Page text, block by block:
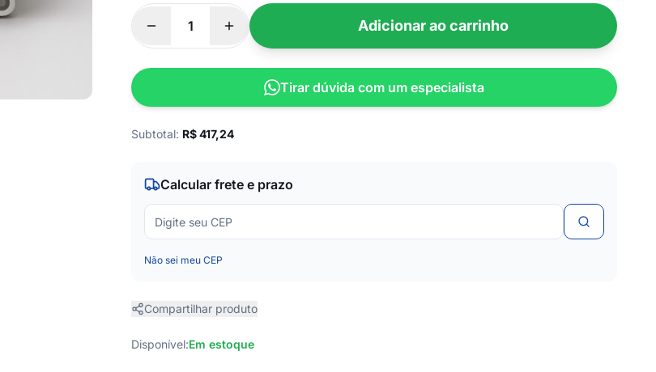
Adicionar ao carrinho
Tirar dúvida com um especialista
Subtotal: R$417,24
Calcular frete e prazo
Não sei meu CEP
Compartilhar produto
Disponível:Em estoque